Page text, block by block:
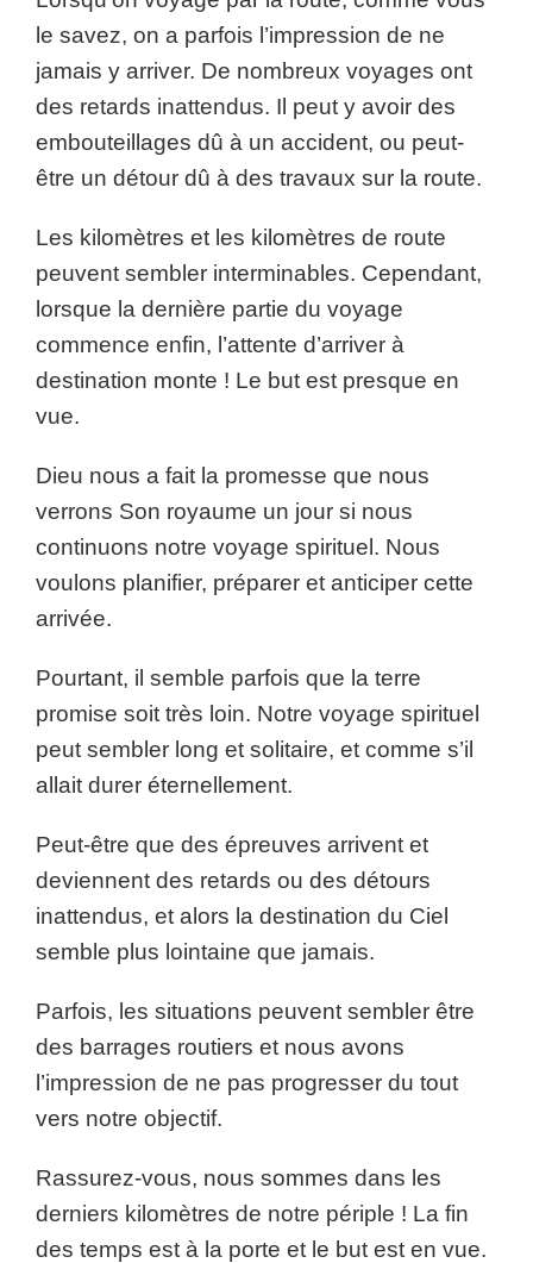
le savez, on a parfois l’impression de ne
jamais y arriver. De nombreux voyages ont
des retards inattendus. Il peut y avoir des
embouteillages dû à un accident, ou peut-
être un détour dû à des travaux sur la route.
Les kilomètres et les kilomètres de route
peuvent sembler interminables. Cependant,
lorsque la dernière partie du voyage
commence enfin, l’attente d’arriver à
destination monte ! Le but est presque en
vue.
Dieu nous a fait la promesse que nous
verrons Son royaume un jour si nous
continuons notre voyage spirituel. Nous
voulons planifier, préparer et anticiper cette
arrivée.
Pourtant, il semble parfois que la terre
promise soit très loin. Notre voyage spirituel
peut sembler long et solitaire, et comme s’il
allait durer éternellement.
Peut-être que des épreuves arrivent et
deviennent des retards ou des détours
inattendus, et alors la destination du Ciel
semble plus lointaine que jamais.
Parfois, les situations peuvent sembler être
des barrages routiers et nous avons
l’impression de ne pas progresser du tout
vers notre objectif.
Rassurez-vous, nous sommes dans les
derniers kilomètres de notre périple ! La fin
des temps est à la porte et le but est en vue.